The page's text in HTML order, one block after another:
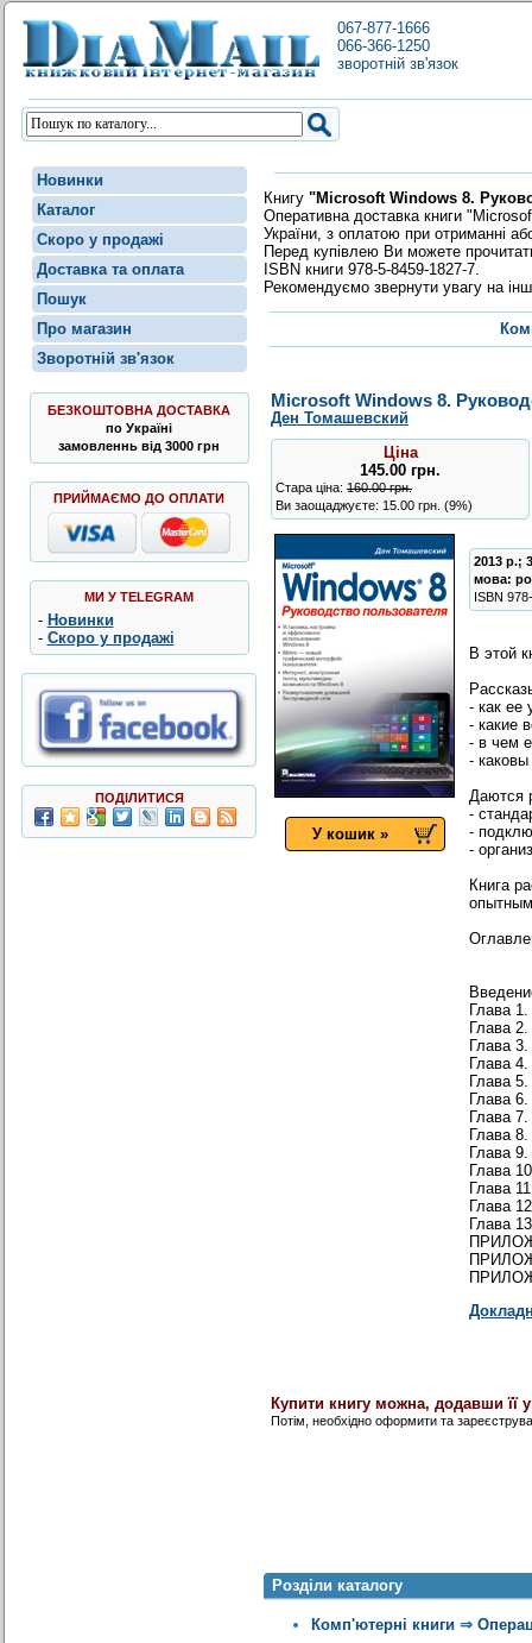
067-877-1666
066-366-1250
зворотній зв'язок
Новинки
Каталог
Скоро у продажі
Доставка та оплата
Пошук
Про магазин
Зворотній зв'язок
БЕЗКОШТОВНА ДОСТАВКА
по Україні
замовленнь від 3000 грн
ПРИЙМАЄМО ДО ОПЛАТИ
МИ У TELEGRAM
- Новинки
- Скоро у продажі
ПОДІЛИТИСЯ
Книгу "Microsoft Windows 8.
Оперативна доставка книги
України, з оплатою при отриманні
Перед купівлею Ви можете
ISBN книги 978-5-8459-1827-7.
Рекомендуємо звернути увагу на
Microsoft Windows 8.
Ден Томашевский
Ціна
145.00 грн.
Стара ціна: 160.00 грн.
Ви заощаджуєте: 15.00 грн. (9%)
У кошик »
2013 р.;
мова:
ISBN
В этой
- как ее
- какие
- в чем
-
Даются
-
-
-
Книга
Глава
Глава
Глава
Глава
Глава
Глава
Глава
Глава
Глава
Глава
Глава
Глава
Глава
Купити книгу можна, додавши
Потім, необхідно оформити та
Розділи каталогу
Комп'ютерні книги ⇒